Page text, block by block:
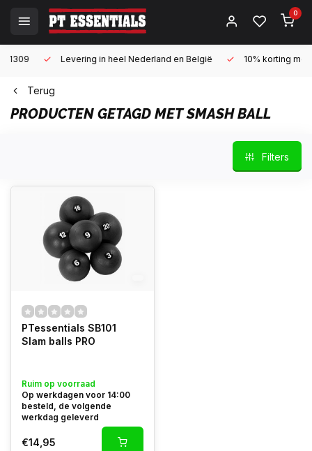
0
Levering in heel Nederland en België 10% korting met een
Terug
PRODUCTEN GETAGD MET SMASH BALL
Filters
PTessentials SB101
Slam balls PRO
Ruim op voorraad
Op werkdagen voor 14:00
besteld, de volgende
werkdag geleverd
€14,95